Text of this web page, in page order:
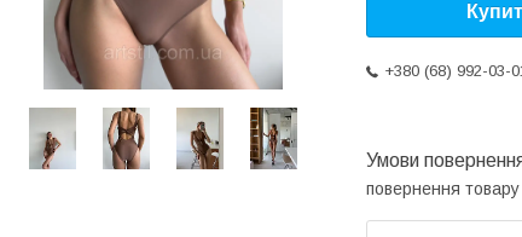
+380 (68) 992-03-
повернення